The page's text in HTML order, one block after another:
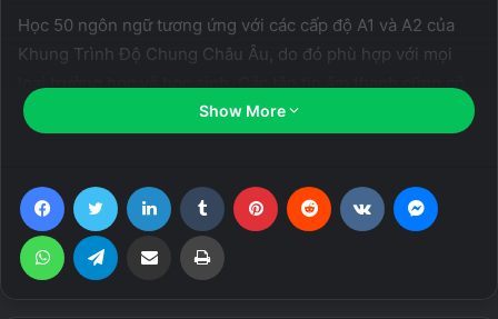
Học 50 ngôn ngữ tương ứng với các cấp độ A1 và A2 của
Khung Trình Độ Chung Châu Âu, do đó phù hợp với mọi
thể được sử dụng một cách hiệu quả dưới dạng bổ trợ tại
các trường và các khóa dạy ngôn ngữ. Những người trưởng
lại kiến thức của mình bằng cách sử dụng 50languages.
Học 50 ngôn ngữ hiện có hơn 50 ngôn ngữ và có khoảng
3.000 cặp ngôn ngữ, ví dụ như từ tiếng Đức sang tiếng
Show More
FacebookTwitter LinkedIn Tumblr Pinterest Reddit VKontakte
WhatsAppTelegram Share via Email Print